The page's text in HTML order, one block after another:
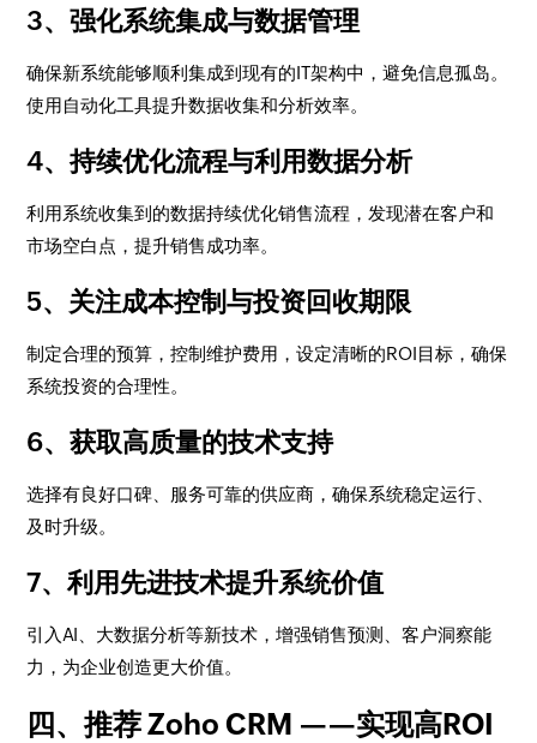
3、强化系统集成与数据管理
确保新系统能够顺利集成到现有的IT架构中，避免信息孤岛。
使用自动化工具提升数据收集和分析效率。
4、持续优化流程与利用数据分析
利用系统收集到的数据持续优化销售流程，发现潜在客户和
市场空白点，提升销售成功率。
5、关注成本控制与投资回收期限
制定合理的预算，控制维护费用，设定清晰的ROI目标，确保
系统投资的合理性。
6、获取高质量的技术支持
选择有良好口碑、服务可靠的供应商，确保系统稳定运行、
及时升级。
7、利用先进技术提升系统价值
引入AI、大数据分析等新技术，增强销售预测、客户洞察能
力，为企业创造更大价值。
四、推荐 Zoho CRM ——实现高ROI